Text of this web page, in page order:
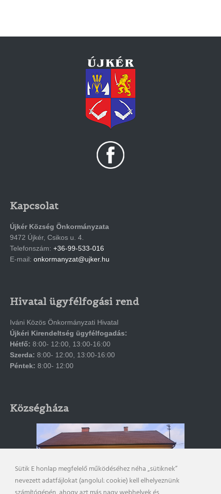
Kapcsolat
Újkér Község Önkormányzata
9472 Újkér, Csikos u. 4.
Telefonszám: +36-99-533-016
E-mail: onkormanyzat@ujker.hu
Hivatal ügyfélfogási rend
Iváni Közös Önkormányzati Hivatal
Újkéri Kirendeltség ügyfélfogadás:
Hétfő: 8:00- 12:00, 13:00-16:00
Szerda: 8:00- 12:00, 13:00-16:00
Péntek: 8:00- 12:00
Községháza
Sütik E honlap megfelelő működéséhez néha „sütiknek”
nevezett adatfájlokat (angolul: cookie) kell elhelyeznünk